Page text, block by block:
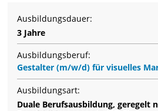
Ausbildungsdauer:
3 Jahre
Ausbildungsberuf:
Gestalter (m/w/d) für visuelles
Ausbildungsart:
Duale Berufsausbildung, geregelt